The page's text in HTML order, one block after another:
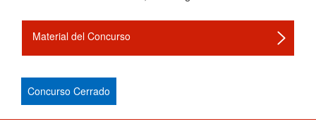
Material del Concurso
Concurso Cerrado